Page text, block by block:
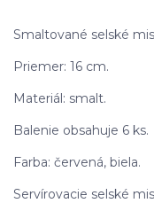
Smaltované selské
Priemer: 16 cm.
Materiál: smalt.
Balenie obsahuje 6 ks.
Farba: červená, biela.
Servírovacie selské